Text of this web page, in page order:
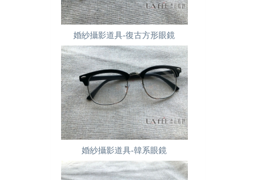
婚紗攝影道具-復古方形眼鏡
婚紗攝影道具-韓系眼鏡